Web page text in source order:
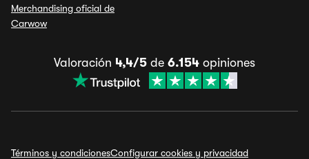
Merchandising oficial de
Carwow
Valoración 4,4/5 de 6.154 opiniones
Términos y condicionesConfigurar cookies y privacidad